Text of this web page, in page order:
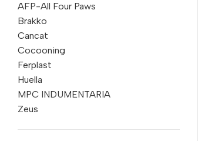
AFP-All Four Paws
Brakko
Cancat
Cocooning
Ferplast
Huella
MPC INDUMENTARIA
Zeus